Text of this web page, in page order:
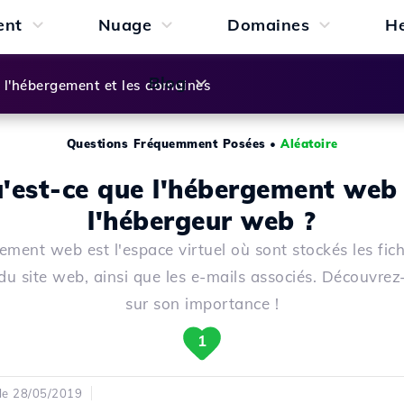
Nuage Domaines
Blog
et les domaines
Questions Fréquemment Posées • Aléatoire
ce que l'hébergement web
l'hébergeur web ?
web est l'espace virtuel où sont stockés les
site web, ainsi que les e-mails associés.
sur son importance !
1
28/05/2019